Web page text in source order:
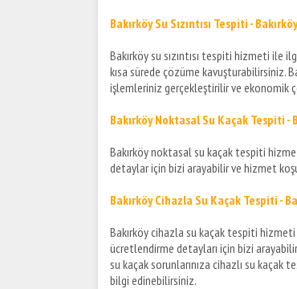
Bakırköy Su Sızıntısı Tespiti -
Bakırköy su sızıntısı tespiti hizmeti ile
kısa sürede çözüme kavuşturabilirsiniz.
işlemleriniz gerçekleştirilir ve ekonomik
Bakırköy Noktasal Su Kaçak Tespiti -
Bakırköy noktasal su kaçak tespiti
detaylar için bizi arayabilir ve hizmet
Bakırköy Cihazla Su Kaçak Tespiti -
Bakırköy cihazla su kaçak tespiti
ücretlendirme detayları için bizi
su kaçak sorunlarınıza cihazlı su kaçak
bilgi edinebilirsiniz.